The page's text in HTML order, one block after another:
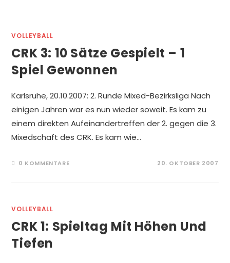
VOLLEYBALL
CRK 3: 10 Sätze Gespielt – 1
Spiel Gewonnen
Karlsruhe, 20.10.2007: 2. Runde Mixed-Bezirksliga Nach
einigen Jahren war es nun wieder soweit. Es kam zu
einem direkten Aufeinandertreffen der 2. gegen die 3.
Mixedschaft des CRK. Es kam wie…
0 KOMMENTARE 20. OKTOBER 2007
VOLLEYBALL
CRK 1: Spieltag Mit Höhen Und
Tiefen